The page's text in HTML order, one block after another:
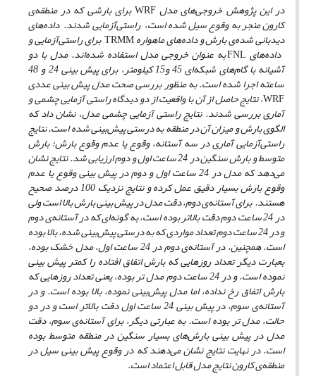
در این پژوهش خروجیهای مدلWRFبرای بارشی که در منطقه‌ی
کارون منجر به وقوع سیل شده است، راستی‌آزمایی شدند. داده‌های
دیدبانی شده‌ی بارش و داده‌های ماهوارهTRMMبرای راستی‌آزمایی و
داده‌های FNLبه عنوان خروجی مدل استفاده شده‌اند. مدل با دو
آشیانه با گام‌های شبکه‌ای 45 و15 کیلومتر، برای پیش بینی 24 و 48
ساعته اجرا شده است. به منظور بررسی صحت مدل پیش بینی عددی
WRF، نتایج حاصل از آن با واقعیت از دو دیدگاه راستی آزمایی چشمی و
آماری بررسی شدند. نتایج راستی آزمایی چشمی مدل، نشان داد که
الگوی بارش و میزان آن در منطقه به درستی پیش‌بینی شده است. نتایج
راستی‌آزمایی آماری در سه آستانه، وقوع یا عدم وقوع بارش؛ بارش
متوسط و بارش سنگین در 24 ساعت اول و دوم ارزیابی شد. نتایج نشان
می‌دهد که مدل در 24 ساعت اول و دوم در پیش بینی وقوع یا عدم
وقوع بارش بسیار دقیق عمل کرده و نتایج نزدیک 100 درصد صحیح
هستند. برای آستانه‌ی دوم، دقت مدل در پیش بینی بارش بالا است ولی
در 24 ساعت دوم دقت بالاتر بوده است، به گونه‌ای که در آستانه‌ی دوم
و در 24 ساعت دوم تعداد مواردی که به درستی پیش‌بینی شده، بالا بوده
است. همچنین، در آستانه‌ی دوم در 24 ساعت اول، مدل خشک بوده،
بعبارت دیگر تعداد روزهایی که بارش اتفاق افتاده را کمتر پیش بینی
نموده است. و در 24 ساعت دوم مدل تر بوده، یعنی تعداد روزهایی که
بارش اتفاق رخ نداده، اما مدل پیش‌بینی نموده، بالا بوده است. و در
آستانه‌ی سوم، در پیش بینی 24 ساعت اول دقت بالاتر است و در دو
حالت، مدل تر بوده است. به عبارتی دیگر، برای آستانه‌ی سوم، دقت
مدل در پیش بینی بارش‌های بسیار سنگین در منطقه متوسط بوده
است. در نهایت نتایج نشان می‌دهند که در وقوع پیش بینی سیل در
منطقه‌ی کارون نتایج مدل قابل اعتماد است.